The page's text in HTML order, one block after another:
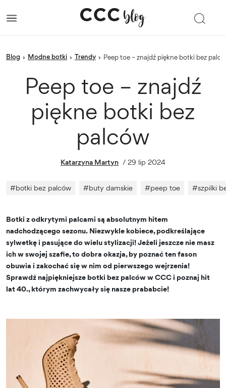
blog › Modne botki › trendy › Peep toe – znajdź piękne botki bez
Peep toe – znajdź
piękne botki bez
palców
Katarzyna Martyn / 29 lip 2024
#botki bez palców #buty damskie #peep toe #szpilki
Botki z odkrytymi palcami są absolutnym hitem
nadchodzącego sezonu. Niezwykle kobiece, podkreślające
sylwetkę i pasujące do wielu stylizacji! Jeżeli jeszcze nie masz
ich w swojej szafie, to dobra okazja, by poznać ten fason
obuwia i zakochać się w nim od pierwszego wejrzenia!
Sprawdź najpiękniejsze botki bez palców w CCC i poznaj hit
lat 40., którym zachwycały się nasze prababcie!